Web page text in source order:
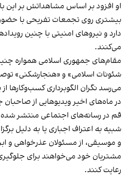
او افزود بر اساس مشاهداتش بر
بیشتری روی تجمعات تفریحی با
دارد و نیروهای امنیتی با چنین
می‌کنند.
مقام‌های جمهوری اسلامی همواره
شئونات اسلامی» و «هنجارشکنی»
می‌رسد نگران الگوبرداری کسب‌وکارها از
در ماه‌های اخیر ویدیوهایی از صاحبان
قم در رسانه‌های اجتماعی منتشر شده
شبیه به اعتراف اجباری یا به دلیل
و موسیقی، از مسئولان عذرخواهی و
مشتریان خود می‌خواهند برای
رعایت کنند.